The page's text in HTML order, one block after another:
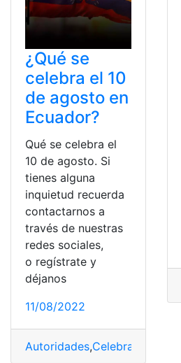
¿Qué se
celebra el 10
de agosto en
Ecuador?
Qué se celebra el
10 de agosto. Si
tienes alguna
inquietud recuerda
contactarnos a
través de nuestras
redes sociales,
o regístrate y
déjanos
11/08/2022
Autoridades,Celebra